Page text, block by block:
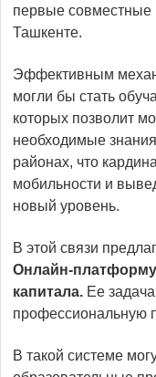
первые
Ташкенте.
Эффективным
могли бы стать
которых позволит
необходимые
районах, что
мобильности и
новый уровень.
В этой связи
Онлайн-платформу
капитала. Ее
профессиональную
В такой системе